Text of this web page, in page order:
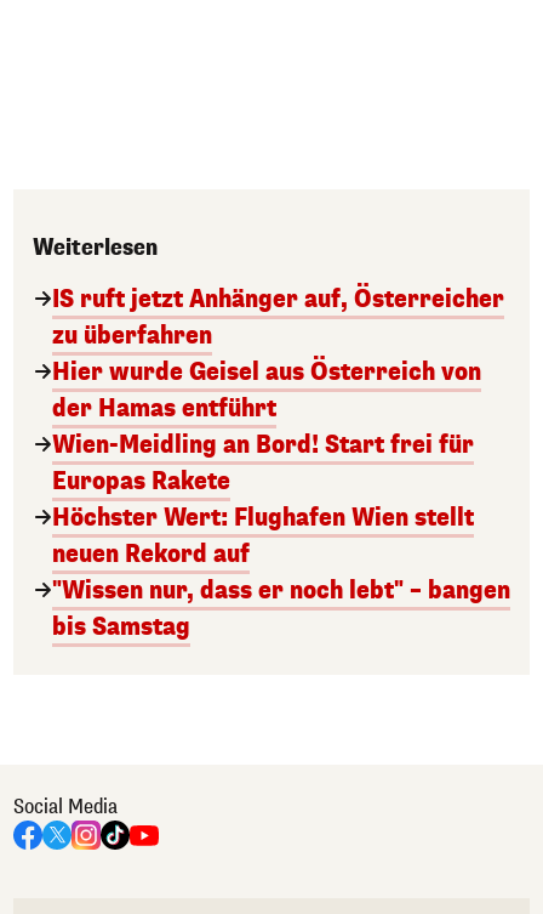
Weiterlesen
IS ruft jetzt Anhänger auf, Österreicher
zu überfahren
Hier wurde Geisel aus Österreich von
der Hamas entführt
Wien-Meidling an Bord! Start frei für
Europas Rakete
Höchster Wert: Flughafen Wien stellt
neuen Rekord auf
"Wissen nur, dass er noch lebt" – bangen
bis Samstag
Social Media